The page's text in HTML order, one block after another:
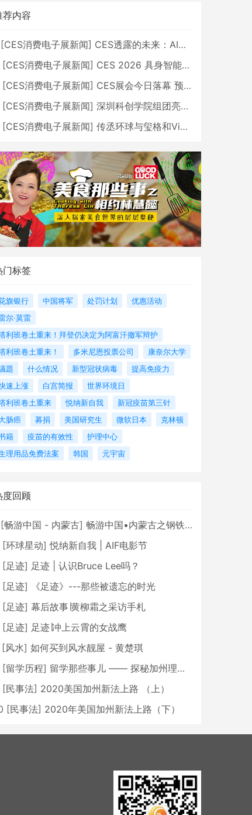
荐内容
[CES消费电子展新闻] CES透露的未来：AI、机器人与智能生活大爆发
[CES消费电子展新闻] CES 2026 具身智能与创新领域 中国公司大放异彩
[CES消费电子展新闻] CES展会今日落幕 预计2026行业收入将超五千亿美元
[CES消费电子展新闻] 深圳科创学院组团亮相CES 广受好评
[CES消费电子展新闻] 传丞环球与玺格和VibeLens共同推出全新耳机
门标签
旗银行 中国将军 处罚计划
优惠活动
尔·莫雷
利班卷土重来！拜登仍决定为阿富汗撤军辩护
利班卷土重来！
多米尼恩投票公司
康奈尔大学
題
什么情况 新型冠状病毒
提高免疫力
速上涨
白宫简报
世界环境日
利班卷土重来
悦纳新自我
新冠疫苗第三针
肠癌
募捐 美国研究生 微软日本
克林顿
籍
疫苗的有效性
护理中心
理用品免费法案
韩国 元宇宙
度回顾
[畅游中国 - 内蒙古] 畅游中国•内蒙古之钢铁骄子，魅力包头
[环球星动] 悦纳新自我 | AIF电影节
[足迹] 足迹 | 认识Bruce Lee吗？
[足迹]
《足迹》---那些被遗忘的时光
[足迹] 幕后故事∣黄柳霜之采访手札
[足迹] 足迹∣冲上云霄的女战鹰
[风水] 如何买到风水靓屋 - 黄楚琪
[留学历程] 留学那些事儿 —— 探秘加州理工学院Caltech博士生活 [上集]
[民事法] 2020美国加州新法上路 （上）
[民事法] 2020年美国加州新法上路（下）